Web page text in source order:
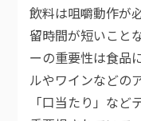
飲料は咀嚼動作が
留時間が短いこと
ーの重要性は食品
ルやワインなどの
「口当たり」など